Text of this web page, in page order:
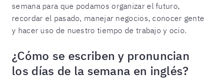
semana para que podamos organizar el futuro,
recordar el pasado, manejar negocios, conocer gente
y hacer uso de nuestro tiempo de trabajo y ocio.
¿Cómo se escriben y pronuncian
los días de la semana en inglés?